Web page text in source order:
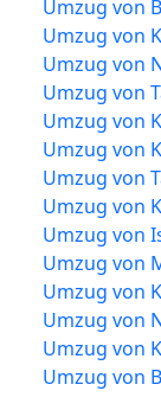
Umzug von
Umzug von
Umzug von
Umzug von
Umzug von
Umzug von
Umzug von
Umzug von
Umzug von
Umzug von
Umzug von
Umzug von
Umzug von
Umzug von